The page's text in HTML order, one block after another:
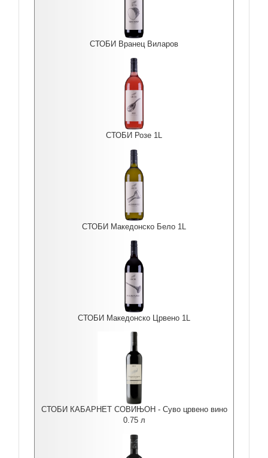
СТОБИ Вранец Виларов
СТОБИ Розе 1L
СТОБИ Македонско Бело 1L
СТОБИ Македонско Црвено 1L
СТОБИ КАБАРНЕТ СОВИЊОН - Суво црвено вино
0.75 л